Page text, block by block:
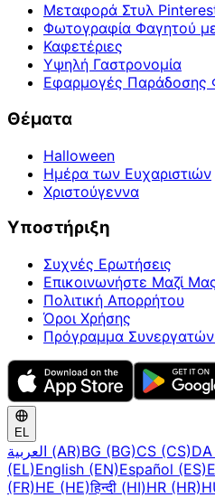
Μεταφορά Στυλ
Φωτογραφία Φαγητού
Καφετέριες
Υψηλή Γαστρονομία
Εφαρμογές Παράδοσης
Θέματα
Halloween
Ημέρα των Ευχαριστιών
Χριστούγεννα
Υποστήριξη
Συχνές Ερωτήσεις
Επικοινωνήστε Μαζί
Πολιτική Απορρήτου
Όροι Χρήσης
Πρόγραμμα
EL
العربية (AR)BG (BG)CS (CS)
(EL)English (EN)Español (ES)
(FR)HE (HE)हिन्दी (HI)HR (HR)